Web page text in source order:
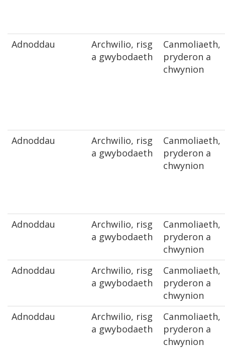
Adnoddau
Archwilio, risg
a gwybodaeth
Canmoliaeth,
pryderon a
chwynion
Adnoddau
Archwilio, risg
a gwybodaeth
Canmoliaeth,
pryderon a
chwynion
Adnoddau
Archwilio, risg
a gwybodaeth
Canmoliaeth,
pryderon a
chwynion
Adnoddau
Archwilio, risg
a gwybodaeth
Canmoliaeth,
pryderon a
chwynion
Adnoddau
Archwilio, risg
a gwybodaeth
Canmoliaeth,
pryderon a
chwynion